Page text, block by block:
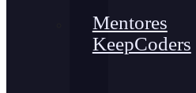
Mentores
KeepCoders